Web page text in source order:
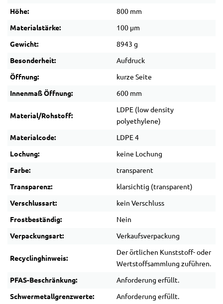
Höhe: 800 mm
Materialstärke: 100 µm
Gewicht: 8943 g
Besonderheit: Aufdruck
Öffnung: kurze Seite
Innenmaß Öffnung: 600 mm
Material/Rohstoff:
LDPE (low density
polyethylene)
Materialcode: LDPE 4
Lochung: keine Lochung
Farbe: transparent
Transparenz: klarsichtig (transparent)
Verschlussart: kein Verschluss
Frostbeständig: Nein
Verpackungsart: Verkaufsverpackung
Recyclinghinweis:
Der örtlichen Kunststoff- oder
Wertstoffsammlung zuführen.
PFAS-Beschränkung: Anforderung erfüllt.
Schwermetallgrenzwerte: Anforderung erfüllt.